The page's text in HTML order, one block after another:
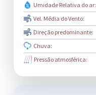
Umidade Relativa do ar:
Vel. Média do Vento:
Direção predominante:
Chuva:
Pressão atmosférica: